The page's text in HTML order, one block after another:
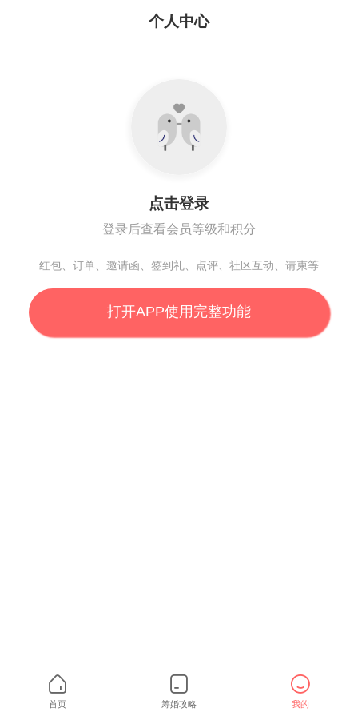
个人中心
点击登录
登录后查看会员等级和积分
红包、订单、邀请函、签到礼、点评、社区互动、请柬等
打开APP使用完整功能
首页 筹婚攻略 我的